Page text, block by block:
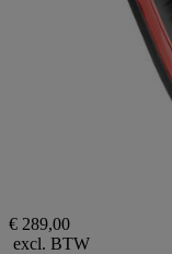
€ 289,00
excl. BTW